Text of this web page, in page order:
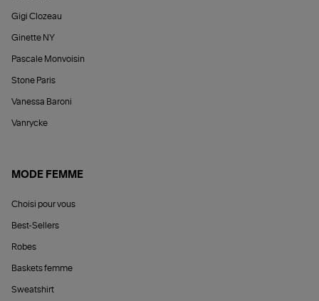
Gigi Clozeau
Ginette NY
Pascale Monvoisin
Stone Paris
Vanessa Baroni
Vanrycke
MODE FEMME
Choisi pour vous
Best-Sellers
Robes
Baskets femme
Sweatshirt